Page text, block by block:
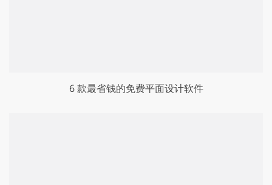
6 款最省钱的免费平面设计软件